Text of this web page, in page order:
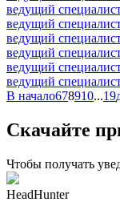
ведущий
ведущий
ведущий
ведущий
ведущий
ведущий
В начало678910...19
Скачайте
Чтобы получать
HeadHunter